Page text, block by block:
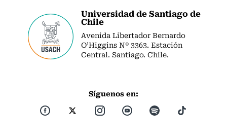
Universidad de Santiago de
Chile
Avenida Libertador Bernardo
O’Higgins Nº 3363. Estación
Central. Santiago. Chile.
Síguenos en: